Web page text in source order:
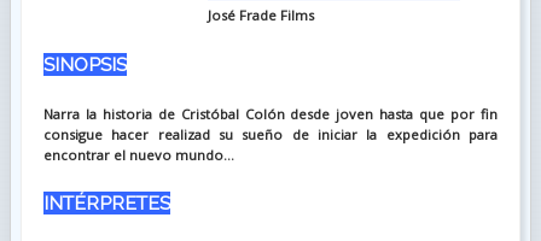
José Frade Films
SINOPSIS
Narra la historia de Cristóbal Colón desde joven hasta que por fin
consigue hacer realizad su sueño de iniciar la expedición para
encontrar el nuevo mundo...
INTÉRPRETES